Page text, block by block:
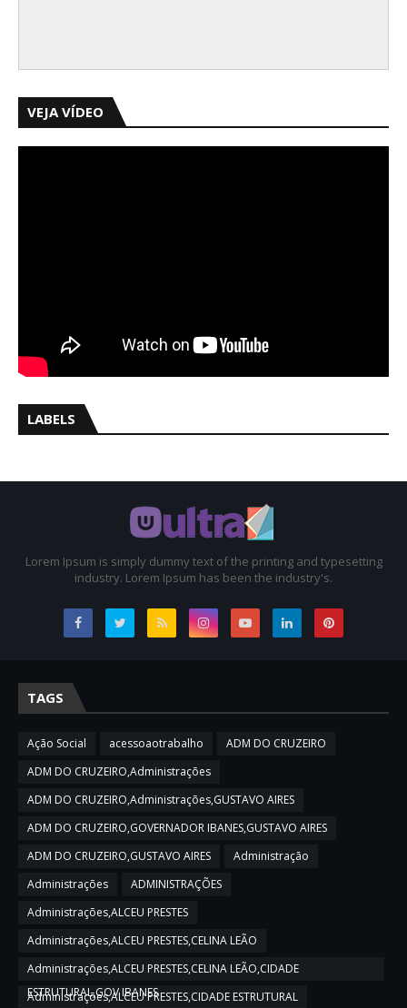
VEJA VÍDEO
LABELS
Lorem Ipsum is simply dummy text of the printing and typesetting
industry. Lorem Ipsum has been the industry's.
TAGS
Ação Social acessoaotrabalho
ADM DO CRUZEIRO
ADM DO CRUZEIRO,Administrações
ADM DO CRUZEIRO,Administrações,GUSTAVO AIRES
ADM DO CRUZEIRO,GOVERNADOR IBANES,GUSTAVO AIRES
ADM DO CRUZEIRO,GUSTAVO AIRES
Administração
Administrações
ADMINISTRAÇÕES
Administrações,ALCEU PRESTES
Administrações,ALCEU PRESTES,CELINA LEÃO
Administrações,ALCEU PRESTES,CELINA LEÃO,CIDADE
ESTRUTURAL,GOV IBANES
Administrações,ALCEU PRESTES,CIDADE ESTRUTURAL